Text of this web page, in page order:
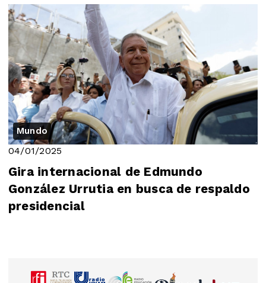
Mundo
04/01/2025
Gira internacional de Edmundo
González Urrutia en busca de respaldo
presidencial